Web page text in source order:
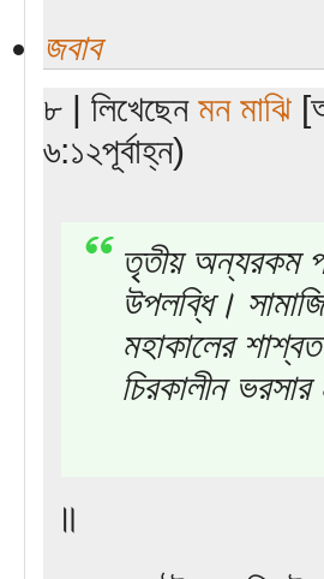
জবাব
৮ | লিখেছেন মন মাঝি
৬:১২পূর্বাহ্ন)
তৃতীয় অন্যরকম
উপলব্ধি।
মহাকালের
চিরকালীন
॥